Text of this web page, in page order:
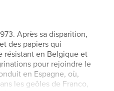
Après sa disparition,
des papiers qui
résistant en Belgique et
pour rejoindre le
en Espagne, où,
les geôles de Franco,